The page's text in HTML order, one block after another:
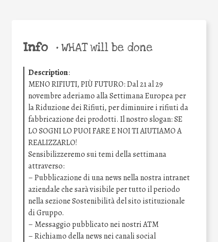
Info •WHAT will be done
Description:
MENO RIFIUTI, PIÙ FUTURO: Dal 21 al 29
novembre aderiamo alla Settimana Europea per
la Riduzione dei Rifiuti, per diminuire i rifiuti da
fabbricazione dei prodotti. Il nostro slogan: SE
LO SOGNI LO PUOI FARE E NOI TI AIUTIAMO A
REALIZZARLO!
Sensibilizzeremo sui temi della settimana
attraverso:
– Pubblicazione di una news nella nostra intranet
aziendale che sarà visibile per tutto il periodo
nella sezione Sostenibilità del sito istituzionale
di Gruppo.
– Messaggio pubblicato nei nostri ATM
– Richiamo della news nei canali social